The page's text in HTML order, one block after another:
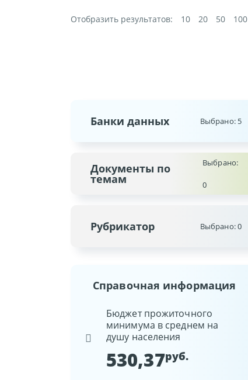
Отобразить результатов: 10 20 50 100
Банки данных Выбрано: 5
Документы по
темам
Выбрано:
0
Рубрикатор Выбрано:0
Справочная информация
Бюджет прожиточного
минимума в среднем на
душу населения
530,37руб.